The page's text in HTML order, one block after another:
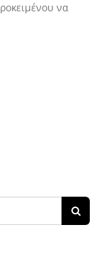
να